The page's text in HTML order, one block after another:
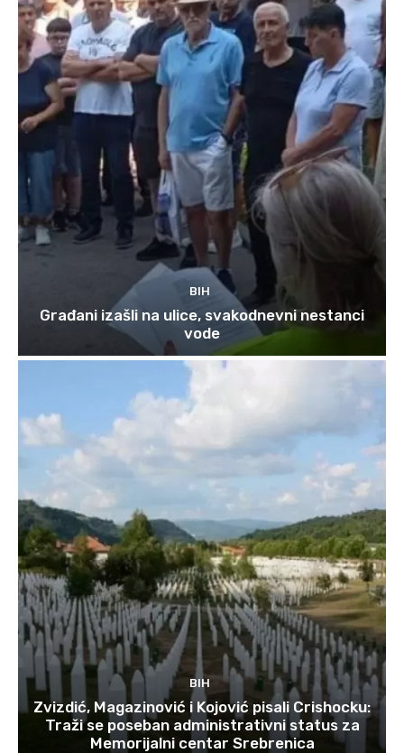
BIH
Građani izašli na ulice, svakodnevni nestanci
vode
BIH
Zvizdić, Magazinović i Kojović pisali Crishocku:
Traži se poseban administrativni status za
Memorijalni centar Srebrenica